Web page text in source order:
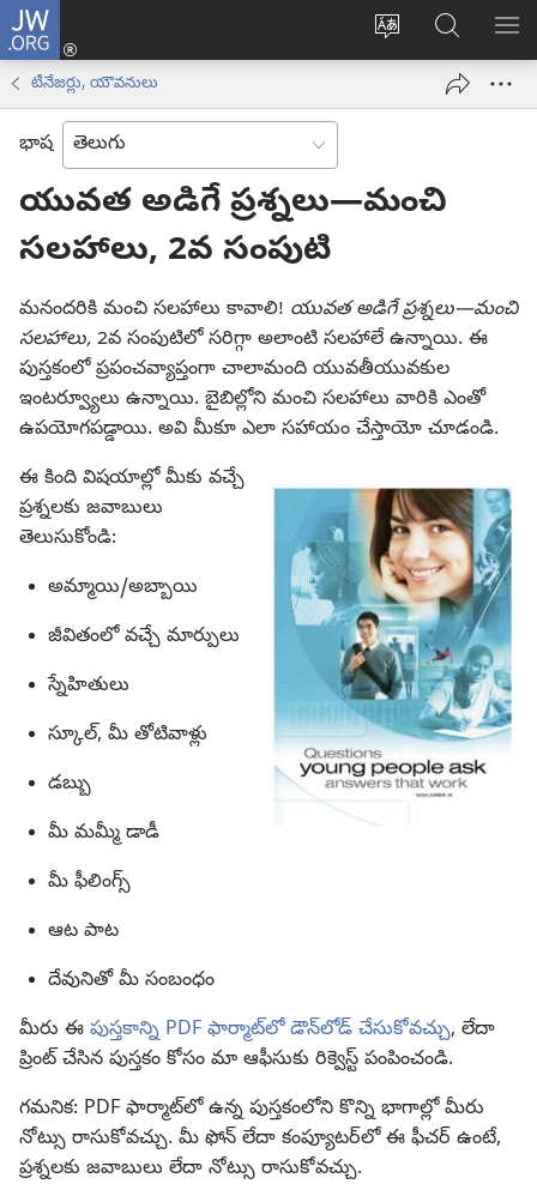
JW.ORG
సైట్
మార్చండి
లాగిన్
(కొత్త
ఓపెన్‌
JW.ORGలో
వెదకండి
టీనేజర్లు, యౌవనులు
భాష
యువత అడిగే ప్రశ్నలు—మంచి
సలహాలు, 2వ సంపుటి
మనందరికి మంచి సలహాలు కావాలి! యువత అడిగే ప్రశ్నలు—మంచి
సలహాలు, 2వ సంపుటిలో సరిగ్గా అలాంటి సలహాలే ఉన్నాయి. ఈ
పుస్తకంలో ప్రపంచవ్యాప్తంగా చాలామంది యువతీయువకుల
ఇంటర్వ్యూలు ఉన్నాయి. బైబిల్లోని మంచి సలహాలు వారికి ఎంతో
ఉపయోగపడ్డాయి. అవి మీకూ ఎలా సహాయం చేస్తాయో చూడండి.
ఈ కింది విషయాల్లో మీకు వచ్చే
ప్రశ్నలకు జవాబులు
తెలుసుకోండి:
అమ్మాయి/అబ్బాయి
జీవితంలో వచ్చే మార్పులు
స్నేహితులు
స్కూల్‌, మీ తోటివాళ్లు
డబ్బు
మీ మమ్మీ డాడీ
మీ ఫీలింగ్స్‌
ఆట పాట
దేవునితో మీ సంబంధం
మీరు ఈ పుస్తకాన్ని PDF ఫార్మాట్‌లో డౌన్‌లోడ్‌ చేసుకోవచ్చు, లేదా
ప్రింట్‌ చేసిన పుస్తకం కోసం మా ఆఫీసుకు రిక్వెస్ట్‌ పంపించండి.
గమనిక: PDF ఫార్మాట్‌లో ఉన్న పుస్తకంలోని కొన్ని భాగాల్లో మీరు
నోట్సు రాసుకోవచ్చు. మీ ఫోన్‌ లేదా కంప్యూటర్‌లో ఈ ఫీచర్‌ ఉంటే,
ప్రశ్నలకు జవాబులు లేదా నోట్సు రాసుకోవచ్చు.